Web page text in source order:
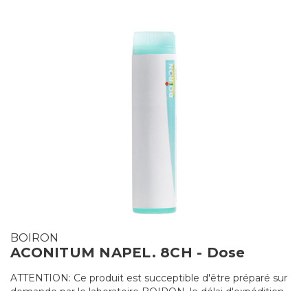
BOIRON
ACONITUM NAPEL. 8CH - Dose
ATTENTION: Ce produit est succeptible d'être préparé sur